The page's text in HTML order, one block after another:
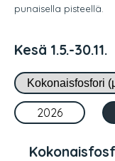
punaisella pisteellä.
Kesä 1.5.-30.11.